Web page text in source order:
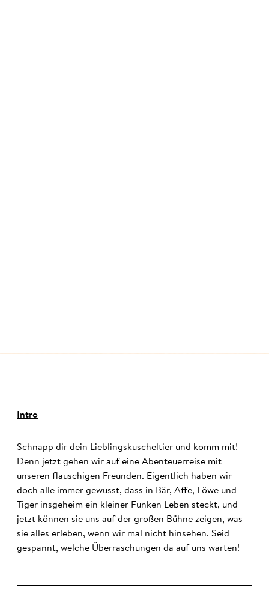
Intro
Schnapp dir dein Lieblingskuscheltier und komm mit!
Denn jetzt gehen wir auf eine Abenteuerreise mit
unseren flauschigen Freunden. Eigentlich haben wir
doch alle immer gewusst, dass in Bär, Affe, Löwe und
Tiger insgeheim ein kleiner Funken Leben steckt, und
jetzt können sie uns auf der großen Bühne zeigen, was
sie alles erleben, wenn wir mal nicht hinsehen. Seid
gespannt, welche Überraschungen da auf uns warten!